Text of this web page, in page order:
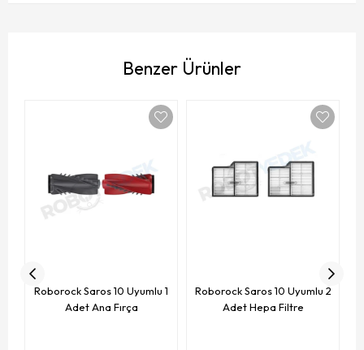
Benzer Ürünler
Roborock Saros 10 Uyumlu 1
Adet Ana Fırça
Roborock Saros 10 Uyumlu 2
Adet Hepa Filtre